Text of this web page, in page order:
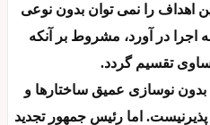
اهداف را نمی توان بدون نوعی
اجرا در آورد، مشروط بر آنکه
تقسیم گردد.
بدون نوسازی عمیق ساختارها و
اما رئیس جمهور تجدید